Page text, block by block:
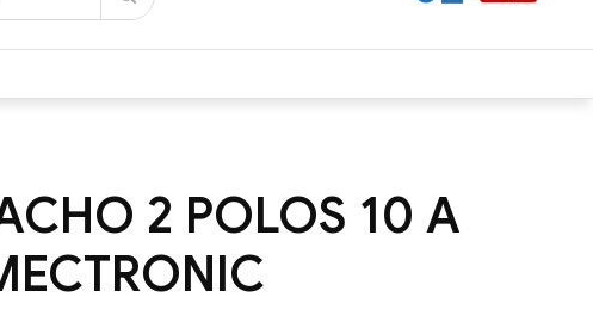
2 POLOS 10 A